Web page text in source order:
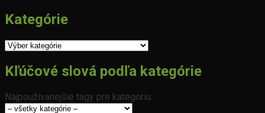
Kategórie
Kategórie
Kľúčové slová podľa kategórie
Najpoužívanejšie tagy pre kategóriu: